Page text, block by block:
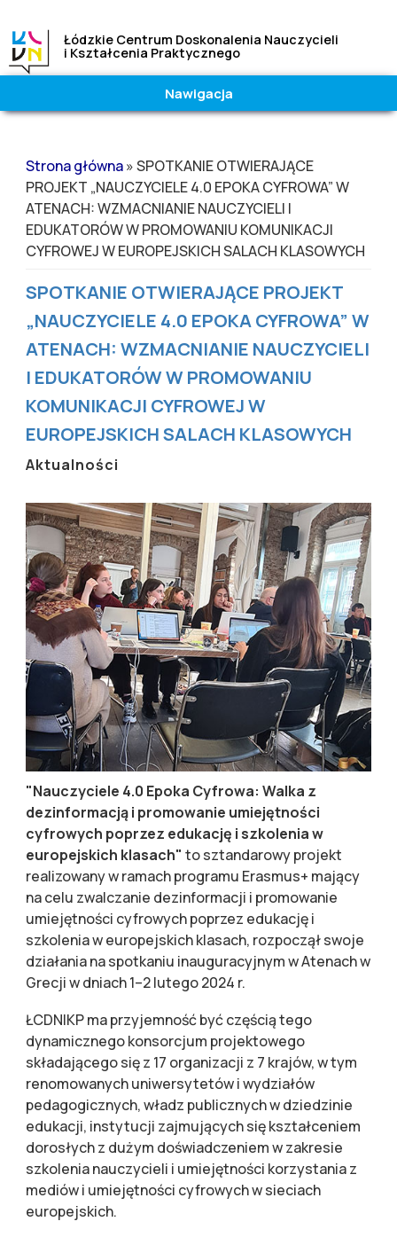
Łódzkie Centrum Doskonalenia Nauczycieli
i Kształcenia Praktycznego
Wielkość
Kontrast
Normalny
Nawigacja
Strona główna» SPOTKANIE OTWIERAJĄCE
PROJEKT „NAUCZYCIELE 4.0 EPOKA CYFROWA” W
ATENACH: WZMACNIANIE NAUCZYCIELI I
EDUKATORÓW W PROMOWANIU KOMUNIKACJI
CYFROWEJ W EUROPEJSKICH SALACH KLASOWYCH
SPOTKANIE OTWIERAJĄCE PROJEKT
„NAUCZYCIELE 4.0 EPOKA CYFROWA” W
ATENACH: WZMACNIANIE NAUCZYCIELI
I EDUKATORÓW W PROMOWANIU
KOMUNIKACJI CYFROWEJ W
EUROPEJSKICH SALACH KLASOWYCH
Aktualności
"Nauczyciele 4.0 Epoka Cyfrowa: Walka z
dezinformacją i promowanie umiejętności
cyfrowych poprzez edukację i szkolenia w
europejskich klasach" to sztandarowy projekt
realizowany w ramach programu Erasmus+ mający
na celu zwalczanie dezinformacji i promowanie
umiejętności cyfrowych poprzez edukację i
szkolenia w europejskich klasach, rozpoczął swoje
działania na spotkaniu inauguracyjnym w Atenach w
Grecji w dniach 1–2 lutego 2024 r.
ŁCDNIKP ma przyjemność być częścią tego
dynamicznego konsorcjum projektowego
składającego się z 17 organizacji z 7 krajów, w tym
renomowanych uniwersytetów i wydziałów
pedagogicznych, władz publicznych w dziedzinie
edukacji, instytucji zajmujących się kształceniem
dorosłych z dużym doświadczeniem w zakresie
szkolenia nauczycieli i umiejętności korzystania z
mediów i umiejętności cyfrowych w sieciach
europejskich.